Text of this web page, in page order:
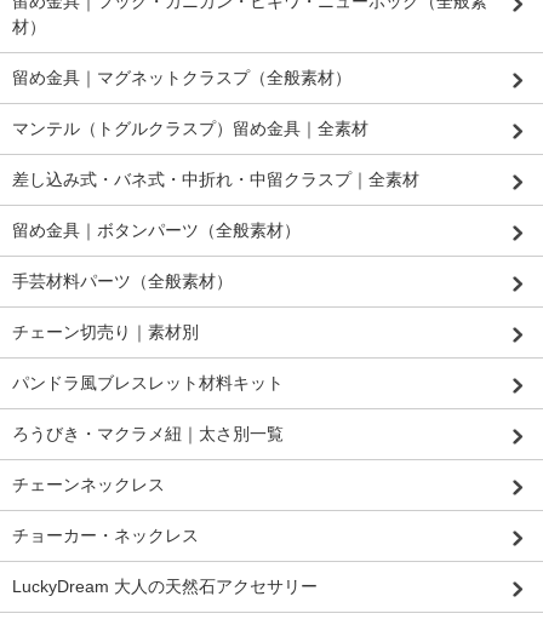
材）
留め金具｜マグネットクラスプ（全般素材）
マンテル（トグルクラスプ）留め金具｜全素材
差し込み式・バネ式・中折れ・中留クラスプ｜全素材
留め金具｜ボタンパーツ（全般素材）
手芸材料パーツ（全般素材）
チェーン切売り｜素材別
パンドラ風ブレスレット材料キット
ろうびき・マクラメ紐｜太さ別一覧
チェーンネックレス
チョーカー・ネックレス
LuckyDream 大人の天然石アクセサリー